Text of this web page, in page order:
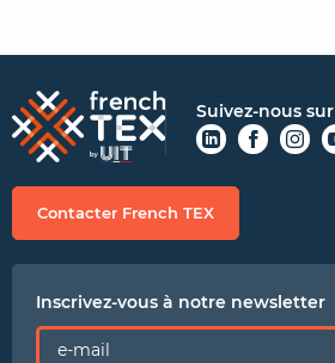
Suivez-nous sur
Contacter French TEX
Inscrivez-vous à notre newsletter